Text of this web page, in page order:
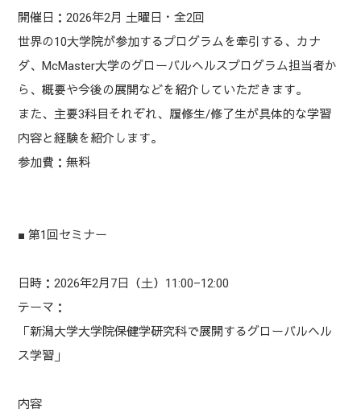
開催日：2026年2月 土曜日・全2回
世界の10大学院が参加するプログラムを牽引する、カナ
ダ、McMaster大学のグローバルヘルスプログラム担当者か
ら、概要や今後の展開などを紹介していただきます。
また、主要3科目それぞれ、履修生/修了生が具体的な学習
内容と経験を紹介します。
参加費：無料
■ 第1回セミナー
日時：2026年2月7日（土）11:00–12:00
テーマ：
「新潟大学大学院保健学研究科で展開するグローバルヘル
ス学習」
内容